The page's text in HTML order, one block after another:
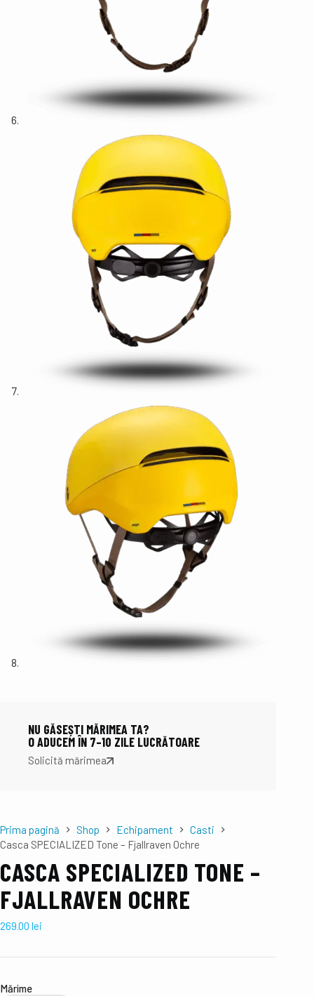
NU GĂSEȘTI MĂRIMEA TA?
O ADUCEM ÎN 7–10 ZILE LUCRĂTOARE
Solicită mărimea
Prima pagină Shop Echipament
Casti
Casca SPECIALIZED Tone – Fjallraven Ochre
CASCA SPECIALIZED TONE –
FJALLRAVEN OCHRE
269.00 lei
Mǎrime